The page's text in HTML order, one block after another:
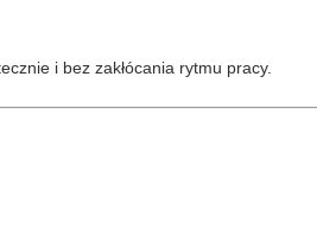
i bez zakłócania rytmu pracy.